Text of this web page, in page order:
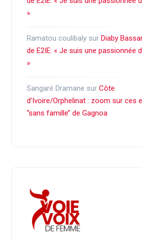
»
Ramatou coulibaly sur Diaby
de E2IE: « Je suis une passionnée
»
Sangaré Dramane sur Côte
d’Ivoire/Orphelinat : zoom sur ces
‘‘sans famille’’ de Gagnoa